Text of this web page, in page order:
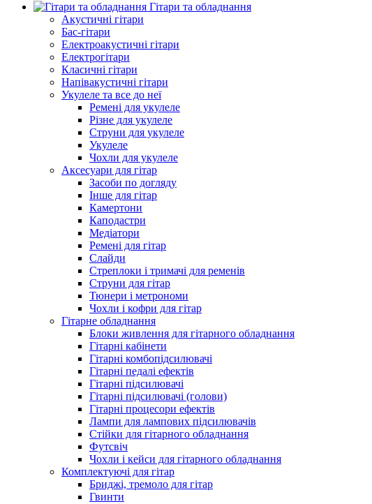
Гітари та обладнання
Акустичні гітари
Бас-гітари
Електроакустичні гітари
Електрогітари
Класичні гітари
Напівакустичні гітари
Укулеле та все до неї
Ремені для укулеле
Різне для укулеле
Струни для укулеле
Укулеле
Чохли для укулеле
Аксесуари для гітар
Засоби по догляду
Інше для гітар
Камертони
Каподастри
Медіатори
Ремені для гітар
Слайди
Стреплоки і тримачі для ременів
Струни для гітар
Тюнери і метрономи
Чохли і кофри для гітар
Гітарне обладнання
Блоки живлення для гітарного обладнання
Гітарні кабінети
Гітарні комбопідсилювачі
Гітарні педалі ефектів
Гітарні підсилювачі
Гітарні підсилювачі (голови)
Гітарні процесори ефектів
Лампи для лампових підсилювачів
Стійки для гітарного обладнання
Футсвіч
Чохли і кейси для гітарного обладнання
Комплектуючі для гітар
Бриджі, тремоло для гітар
Гвинти